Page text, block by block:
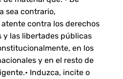
sea contrario,
contra los derechos
y las libertades públicas
en los
y en el resto de
Induzca, incite o